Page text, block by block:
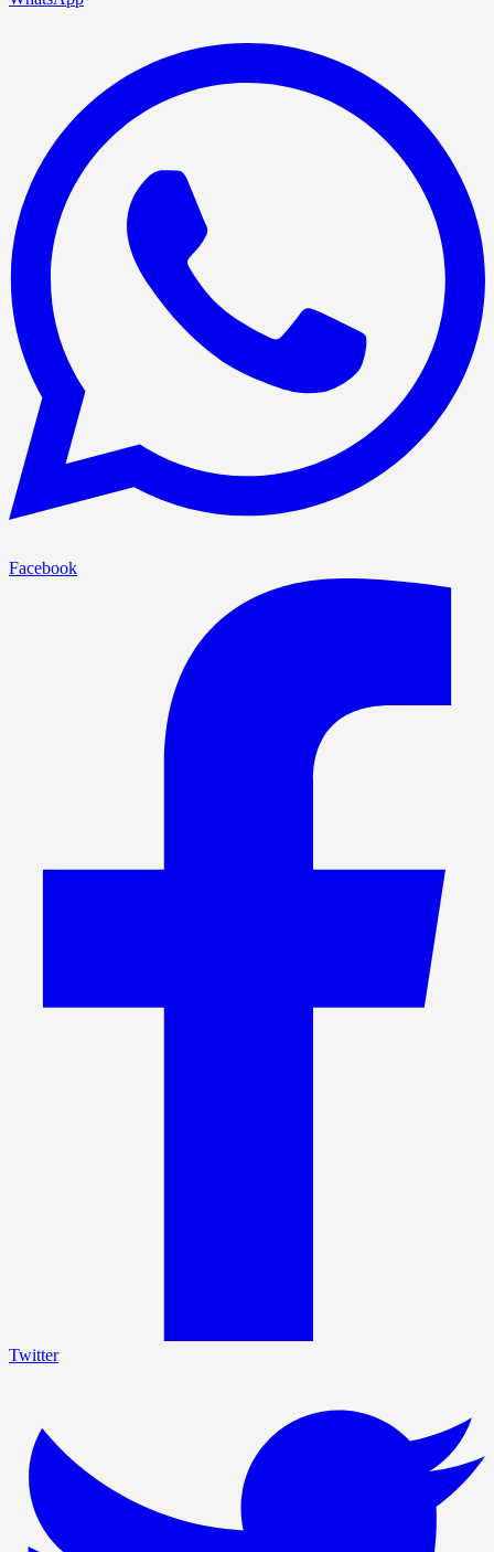
Facebook
Twitter